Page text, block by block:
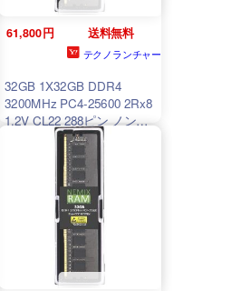
61,800円 送料無料
テクノランチャー
32GB 1X32GB DDR4
3200MHz PC4-25600 2Rx8
1.2V CL22 288ピン ノン
ECCアンバッファード
UDIMM NEMIX RAM
B550M HDV
ーボード対応